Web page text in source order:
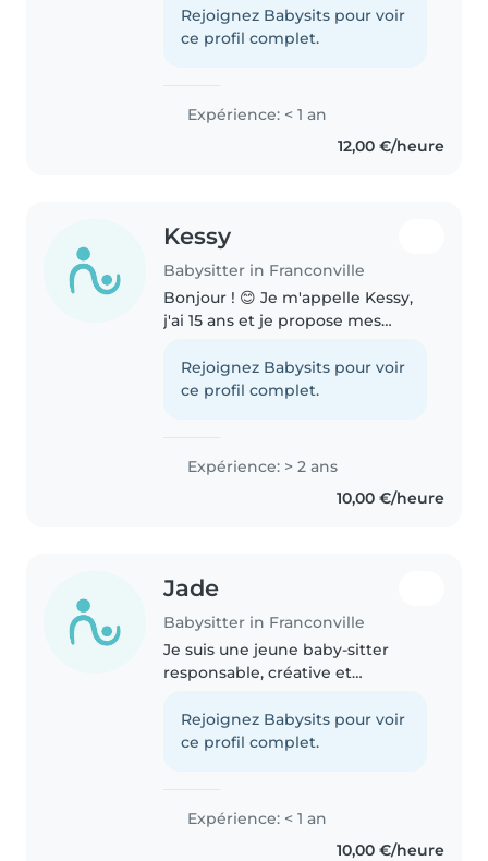
et éducative comme la lecture
ou l'art plastique, et je peux aider
Rejoignez Babysits pour voir
ce profil complet.
Expérience: < 1 an
12,00 €/heure
Kessy
Babysitter in Franconville
Bonjour ! 😊 Je m'appelle Kessy,
j'ai 15 ans et je propose mes
les vacances scolaires. J'aime
beaucoup m'occuper des
Rejoignez Babysits pour voir
ce profil complet.
Expérience: > 2 ans
10,00 €/heure
Jade
Babysitter in Franconville
Je suis une jeune baby-sitter
responsable, créative et
formation en assistant socio-
professionnel. Je suis certifiée en
Rejoignez Babysits pour voir
ce profil complet.
Expérience: < 1 an
10,00 €/heure